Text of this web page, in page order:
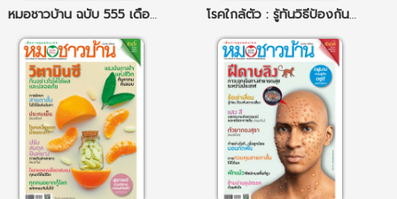
หมอชาวบ้าน ฉบับ 555 เดือนกรกฎาคม 68 โรคใกล้ตัว : รู้ทันวิธีป้องกันและการดูแล